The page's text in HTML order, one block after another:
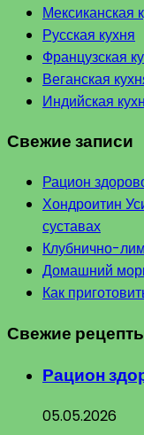
Мексиканская
Русская кухня
Французская
Веганская
Индийская
Свежие записи
Рацион
Хондроитин
суставах
Клубнично-
Домашний
Как
Свежие
Рацион
05.05.2026